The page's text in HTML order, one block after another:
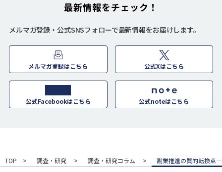
最新情報をチェック！
メルマガ登録・公式SNSフォローで最新情報をお届けします。
メルマガ登録はこちら 公式Xはこちら
公式Facebookはこちら 公式noteはこちら
TOP 調査・研究 調査・研究コラム 副業推進の質的転換点